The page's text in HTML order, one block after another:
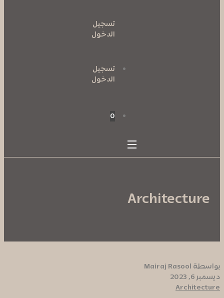
تسجيل
الدخول
تسجيل
الدخول
0
Architecture
بواسطة Mairaj Rasool
ديسمبر 6, 2023
Architecture